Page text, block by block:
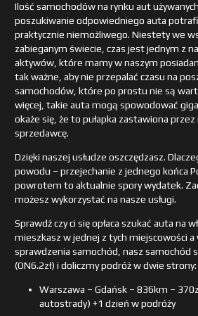
Ilość samochodów na rynku aut
poszukiwanie odpowiedniego auta
praktycznie niemożliwego. Niestety we
zabieganym świecie, czas jest jednym z
aktywów, które mamy w naszym
tak ważne, aby nie przepalać czasu na
samochodów, które po prostu nie są
więcej, takie auta mogą spowodować
okaże się, że to pułapka zastawiona
sprzedawcę.
Dzięki naszej usłudze oszczędzasz.
powodu – przejechanie z jednego końca
powrotem to aktualnie spory wydatek.
możesz wykorzystać na nasze usługi.
Sprawdź czy ci się opłaca szukać auta na
mieszkasz w jednej z tych miejscowości a
sprawdzenia samochód, nasz samochód
(ON6.2zł) i doliczmy podróż w dwie strony:
Warszawa – Gdańsk – 836km –
autostrady) +1 dzień w podróży